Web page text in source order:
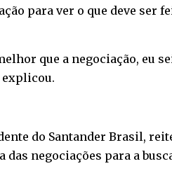
para ver o que deve ser
que a negociação, eu
explicou.
do Santander Brasil,
negociações para a